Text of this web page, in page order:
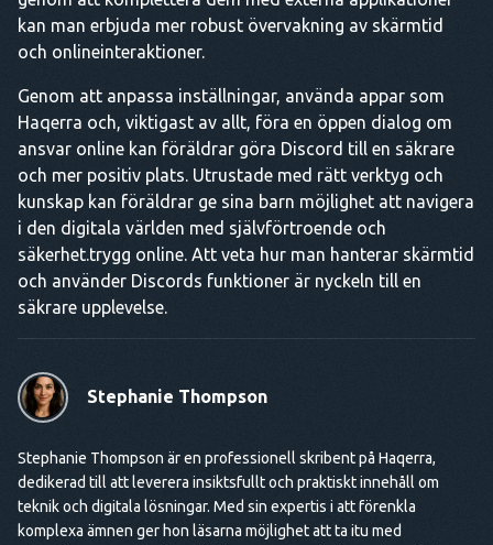
kan man erbjuda mer robust övervakning av skärmtid
och onlineinteraktioner.
Genom att anpassa inställningar, använda appar som
Haqerra och, viktigast av allt, föra en öppen dialog om
ansvar online kan föräldrar göra Discord till en säkrare
och mer positiv plats. Utrustade med rätt verktyg och
kunskap kan föräldrar ge sina barn möjlighet att navigera
i den digitala världen med självförtroende och
säkerhet.trygg online. Att veta hur man hanterar skärmtid
och använder Discords funktioner är nyckeln till en
säkrare upplevelse.
Stephanie Thompson
Stephanie Thompson är en professionell skribent på Haqerra,
dedikerad till att leverera insiktsfullt och praktiskt innehåll om
teknik och digitala lösningar. Med sin expertis i att förenkla
komplexa ämnen ger hon läsarna möjlighet att ta itu med